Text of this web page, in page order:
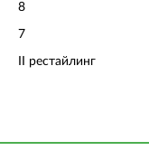
8
7
II рестайлинг